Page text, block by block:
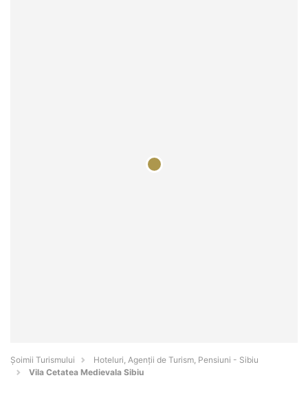
Șoimii Turismului
Hoteluri, Agenții de Turism, Pensiuni - Sibiu
Vila Cetatea Medievala Sibiu